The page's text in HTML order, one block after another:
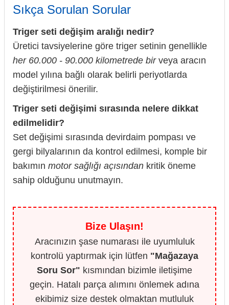
Sıkça Sorulan Sorular
Triger seti değişim aralığı nedir?
Üretici tavsiyelerine göre triger setinin genellikle
her 60.000 - 90.000 kilometrede birveya aracın
model yılına bağlı olarak belirli periyotlarda
değiştirilmesi önerilir.
Triger seti değişimi sırasında nelere dikkat
edilmelidir?
Set değişimi sırasında devirdaim pompası ve
gergi bilyalarının da kontrol edilmesi, komple bir
bakımın motor sağlığı açısından kritik öneme
sahip olduğunu unutmayın.
Bize Ulaşın!
Aracınızın şase numarası ile uyumluluk
kontrolü yaptırmak için lütfen "Mağazaya
Soru Sor" kısmından bizimle iletişime
geçin. Hatalı parça alımını önlemek adına
ekibimiz size destek olmaktan mutluluk